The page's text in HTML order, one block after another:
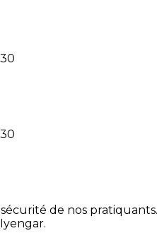
de nos pratiquants.